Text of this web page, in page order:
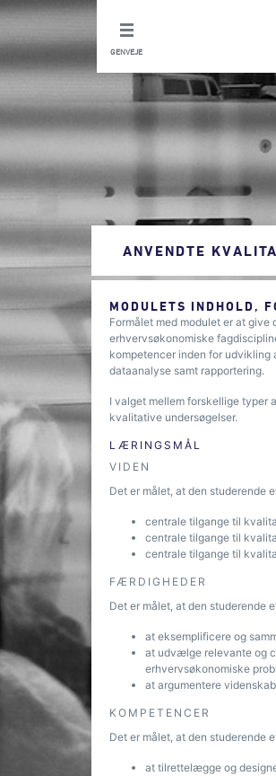
GENVEJE
ANVENDTE
MODULETS INDHOLD,
Formålet med modulet er at
erhvervsøkonomiske
kompetencer inden for udvikling
dataanalyse samt rapportering.
I valget mellem forskellige typer
kvalitative undersøgelser.
LÆRINGSMÅL
VIDEN
Det er målet, at den studerende
centrale tilgange til
centrale tilgange til
centrale tilgange til
FÆRDIGHEDER
Det er målet, at den studerende
at eksemplificere og
at udvælge relevante og
erhvervsøkonomiske
at argumentere
KOMPETENCER
Det er målet, at den studerende
at tilrettelægge og